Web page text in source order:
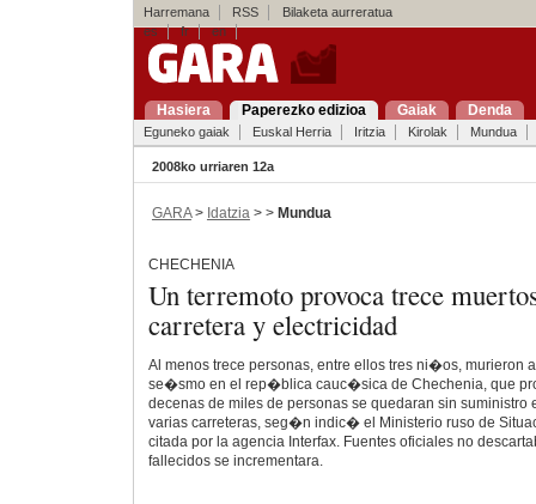
Harremana RSS
Bilaketa aurreratua
es
fr en
Hasiera Paperezko edizioa Gaiak Denda
Eguneko gaiak Euskal Herria Iritzia Kirolak Mundua
2008ko urriaren 12a
GARA> Idatzia > > Mundua
CHECHENIA
Un terremoto provoca trece
carretera y electricidad
Al menos trece personas, entre ellos tres ni�os, murieron
se�smo en el rep�blica cauc�sica de Chechenia, que
decenas de miles de personas se quedaran sin
varias carreteras, seg�n indic� el Ministerio ruso de
citada por la agencia Interfax. Fuentes oficiales no
fallecidos se incrementara.